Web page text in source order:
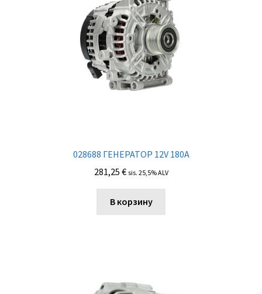
028688 ГЕНЕРАТОР 12V 180A
281,25 € sis. 25,5% ALV
В корзину